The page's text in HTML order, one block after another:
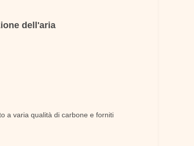
dell'aria
a varia qualità di carbone e forniti